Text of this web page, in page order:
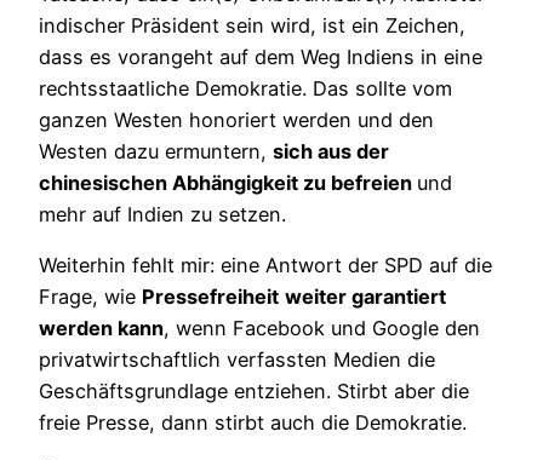
indischer Präsident sein wird, ist ein Zeichen,
dass es vorangeht auf dem Weg Indiens in eine
rechtsstaatliche Demokratie. Das sollte vom
ganzen Westen honoriert werden und den
Westen dazu ermuntern, sich aus der
chinesischen Abhängigkeit zu befreien und
mehr auf Indien zu setzen.
Weiterhin fehlt mir: eine Antwort der SPD auf die
Frage, wie Pressefreiheit weiter garantiert
werden kann, wenn Facebook und Google den
privatwirtschaftlich verfassten Medien die
Geschäftsgrundlage entziehen. Stirbt aber die
freie Presse, dann stirbt auch die Demokratie.